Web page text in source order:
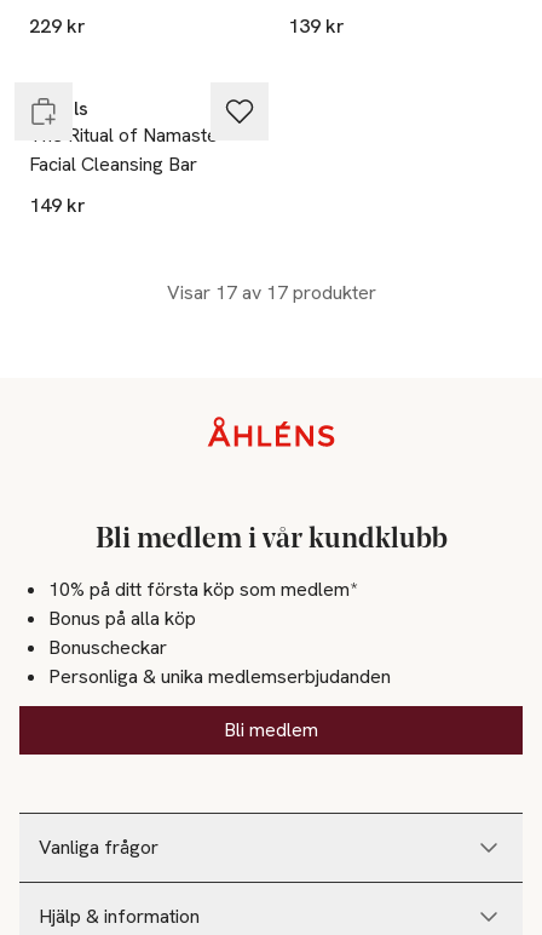
229 kr
139 kr
Gåva på köpet
Rituals
The Ritual of Namaste
Facial Cleansing Bar
149 kr
Visar 17 av 17 produkter
Vanliga frågor
Hjälp & information
Bli medlem i vår kundklubb
10% på ditt första köp som medlem*
Bonus på alla köp
Bonuscheckar
Personliga & unika medlemserbjudanden
Bli medlem